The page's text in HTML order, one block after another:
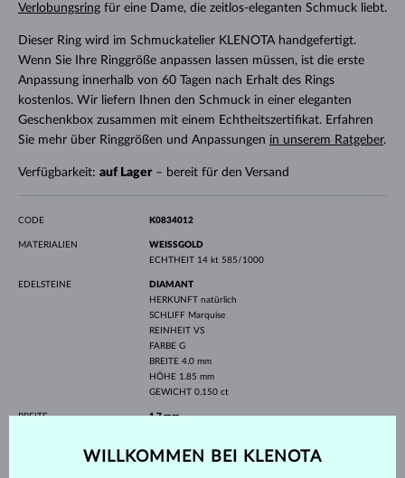
Verlobungsringfür eine Dame, die zeitlos-eleganten Schmuck liebt.
Dieser Ring wird im Schmuckatelier KLENOTA handgefertigt.
Wenn Sie Ihre Ringgröße anpassen lassen müssen, ist die erste
Anpassung innerhalb von 60 Tagen nach Erhalt des Rings
kostenlos. Wir liefern Ihnen den Schmuck in einer eleganten
Geschenkbox zusammen mit einem Echtheitszertifikat. Erfahren
Sie mehr über Ringgrößen und Anpassungen in unserem Ratgeber.
Verfügbarkeit: auf Lager– bereit für den Versand
CODE K0834012
MATERIALIEN
WEISSGOLD
ECHTHEIT 14 kt 585/1000
EDELSTEINE
DIAMANT
HERKUNFT natürlich
SCHLIFF Marquise
REINHEIT VS
FARBE G
BREITE 4.0 mm
HÖHE 1.85 mm
GEWICHT 0.150 ct
BREITE 1.7 mm
WILLKOMMEN BEI KLENOTA